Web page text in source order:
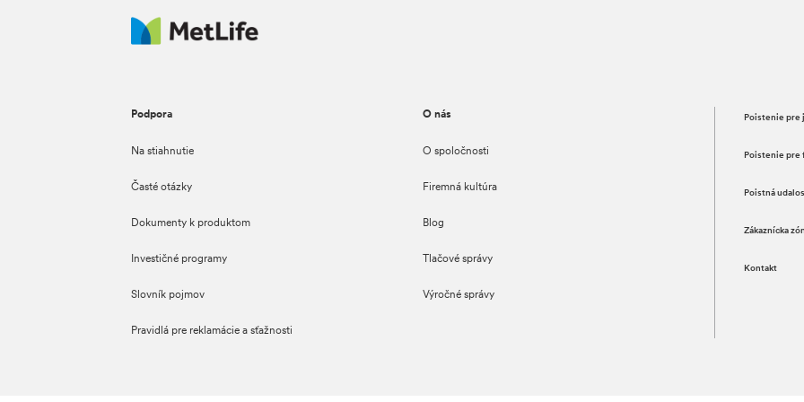
Podpora
Na stiahnutie
Časté otázky
Dokumenty k produktom
Investičné programy
Slovník pojmov
Pravidlá pre reklamácie a sťažnosti
O nás
O spoločnosti
Firemná kultúra
Blog
Tlačové správy
Výročné správy
Poistenie pre
Poistenie pre
Poistná
Zákaznícka
Kontakt